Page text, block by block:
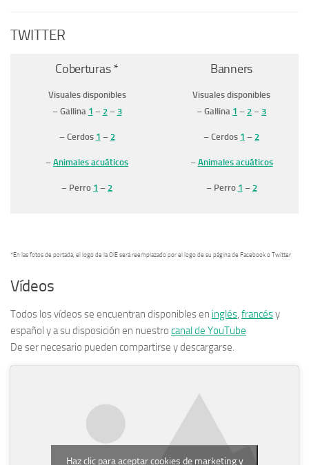
TWITTER
Coberturas *
Visuales disponibles
– Gallina 1 – 2– 3
– Cerdos 1 – 2
– Animales acuáticos
– Perro 1 – 2
Banners
Visuales disponibles
– Gallina 1 – 2 – 3
– Cerdos 1 – 2
– Animales acuáticos
– Perro 1 – 2
*En las fotos de portada, el logo de la OIE será reemplazado por el logo de su página de Facebook o Twitter
Vídeos
Todos los vídeos se encuentran disponibles en inglés francésy
español y a su disposición en nuestro canal de YouTube
De ser necesario pueden compartirse y descargarse.
Haz clic para aceptar cookies de marketing y